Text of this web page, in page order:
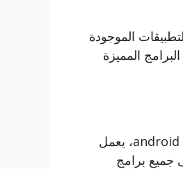
الموجودة
المميزة
تظهر فرص العمل المميزة والمهمة في جميع أنحاء العالم للعمل في أجهزة هاتف android، يعمل
جميع برامج